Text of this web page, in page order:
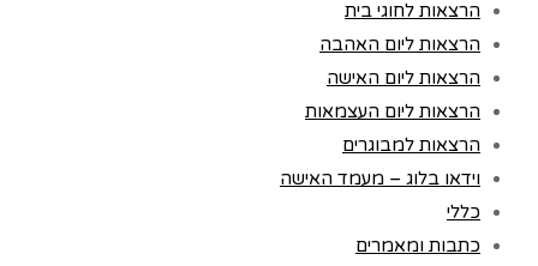
הרצאות לחוגי בית
הרצאות ליום האהבה
הרצאות ליום האישה
הרצאות ליום העצמאות
הרצאות למבוגרים
וידאו בלוג – מעמד האישה
כללי
כתבות ומאמרים